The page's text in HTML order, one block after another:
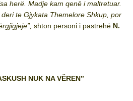
herë. Madje kam qenë i maltretuar.
te Gjykata Themelore Shkup, por
shton personi i pastrehë N.
NUK NA VËREN”